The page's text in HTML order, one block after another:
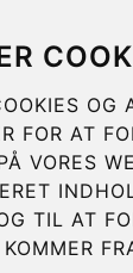
OG
FOR AT
VORES
TIL AT